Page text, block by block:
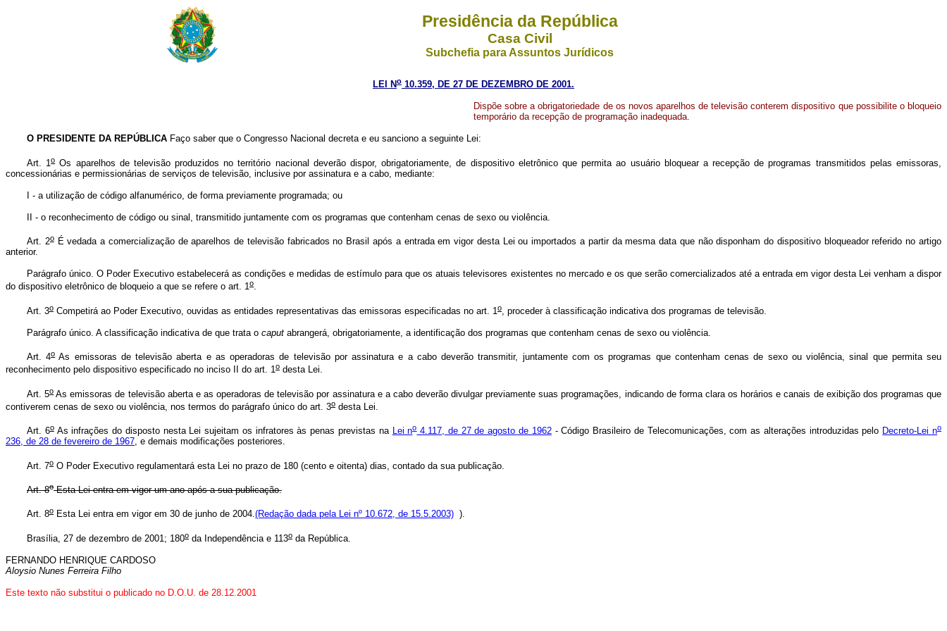
Presidência da República
Casa Civil
Subchefia para Assuntos Jurídicos
LEI No 10.359, DE 27 DE DEZEMBRO DE 2001.
Dispõe sobre a obrigatoriedade de os novos aparelhos de televisão conterem dispositivo que possibilite o bloqueio
temporário da recepção de programação inadequada.
O PRESIDENTE DA REPÚBLICA Faço saber que o Congresso Nacional decreta e eu sanciono a seguinte Lei:
Art. 1oOs aparelhos de televisão produzidos no território nacional deverão dispor, obrigatoriamente, de dispositivo eletrônico que permita ao usuário bloquear a recepção de programas transmitidos pelas emissoras,
concessionárias e permissionárias de serviços de televisão, inclusive por assinatura e a cabo, mediante:
I - a utilização de código alfanumérico, de forma previamente programada; ou
II - o reconhecimento de código ou sinal, transmitido juntamente com os programas que contenham cenas de sexo ou violência.
Art. 2oÉ vedada a comercialização de aparelhos de televisão fabricados no Brasil após a entrada em vigor desta Lei ou importados a partir da mesma data que não disponham do dispositivo bloqueador referido no artigo
anterior.
Parágrafo único. O Poder Executivo estabelecerá as condições e medidas de estímulo para que os atuais televisores existentes no mercado e os que serão comercializados até a entrada em vigor desta Lei venham a dispor
do dispositivo eletrônico de bloqueio a que se refere o art. 1o.
Art. 3o Competirá ao Poder Executivo, ouvidas as entidades representativas das emissoras especificadas no art. 1 o , proceder à classificação indicativa dos programas de televisão.
Parágrafo único. A classificação indicativa de que trata o caput abrangerá, obrigatoriamente, a identificação dos programas que contenham cenas de sexo ou violência.
Art. 4oAs emissoras de televisão aberta e as operadoras de televisão por assinatura e a cabo deverão transmitir, juntamente com os programas que contenham cenas de sexo ou violência, sinal que permita seu
reconhecimento pelo dispositivo especificado no inciso II do art. 1o desta Lei.
Art. 5oAs emissoras de televisão aberta e as operadoras de televisão por assinatura e a cabo deverão divulgar previamente suas programações, indicando de forma clara os horários e canais de exibição dos programas que
contiverem cenas de sexo ou violência, nos termos do parágrafo único do art. 3o desta Lei.
Art. 6oAs infrações do disposto nesta Lei sujeitam os infratores às penas previstas na Lei no4.117, de 27 de agosto de 1962- Código Brasileiro de Telecomunicações, com as alterações introduzidas pelo Decreto-Lei no
236, de 28 de fevereiro de 1967, e demais modificações posteriores.
Art. 7o O Poder Executivo regulamentará esta Lei no prazo de 180 (cento e oitenta) dias, contado da sua publicação.
Art. 8oEsta Lei entra em vigor um ano após a sua publicação.
Art. 8o Esta Lei entra em vigor em 30 de junho de 2004.(Redação dada pela Lei nº 10.672, de 15.5.2003) ).
Brasília, 27 de dezembro de 2001; 180o da Independência e 113o da República.
FERNANDO HENRIQUE CARDOSO
Aloysio Nunes Ferreira Filho
Este texto não substitui o publicado no D.O.U. de 28.12.2001